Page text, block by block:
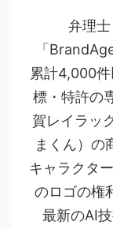
弁理
「
累計4,000
標・特許の
賀レイラッ
まくん）の
キャラクタ
のロゴの権
最新のAI